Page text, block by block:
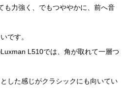
も力強く、でもつややかに、前へ音
です。
L510では、角が取れて一層つ
した感じがクラシックにも向いてい